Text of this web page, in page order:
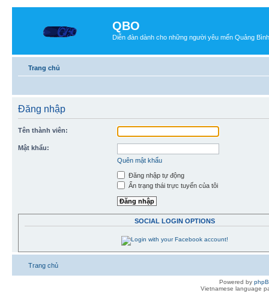
QBO
Diễn đàn dành cho những người yêu mến Quảng Bình
Trang chủ
Đăng nhập
Tên thành viên:
Mật khẩu:
Quên mật khẩu
Đăng nhập tự động
Ẩn trạng thái trực tuyến của tôi
SOCIAL LOGIN OPTIONS
Trang chủ
Powered by
Vietnamese language